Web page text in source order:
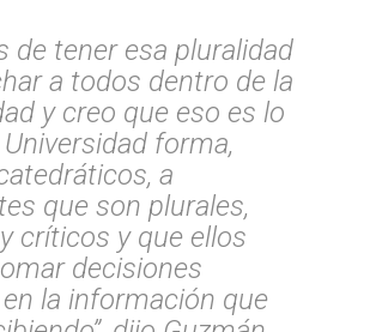
de tener esa pluralidad
a todos dentro de la
y creo que eso es lo
forma,
a
que son plurales,
críticos y que ellos
decisiones
la información que